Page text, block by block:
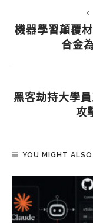
機器學習顛覆
合金
黑客劫持大學
攻
YOU MIGHT